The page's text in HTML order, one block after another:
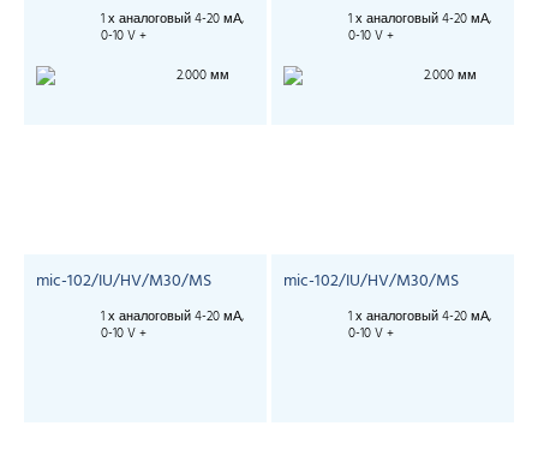
1 х аналоговый 4-20 мА,
0-10 V +
2.000 мм
1 х аналоговый 4-20 мА,
0-10 V +
2.000 мм
mic-102/IU/HV/M30/MS
1 х аналоговый 4-20 мА,
0-10 V +
mic-102/IU/HV/M30/MS
1 х аналоговый 4-20 мА,
0-10 V +